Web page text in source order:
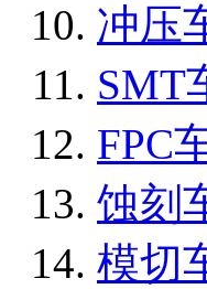
冲压
SMT
FPC
蚀刻
模切